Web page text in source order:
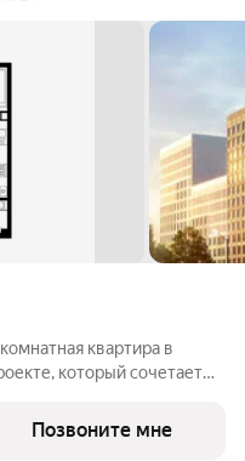
квартира в
ЮгСтройИнвест!
Позвоните мне